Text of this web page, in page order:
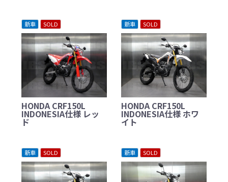
新車 SOLD
HONDA CRF150L
INDONESIA仕様 レッ
ド
新車 SOLD
HONDA CRF150L
INDONESIA仕様 ホワ
イト
新車 SOLD 新車 SOLD